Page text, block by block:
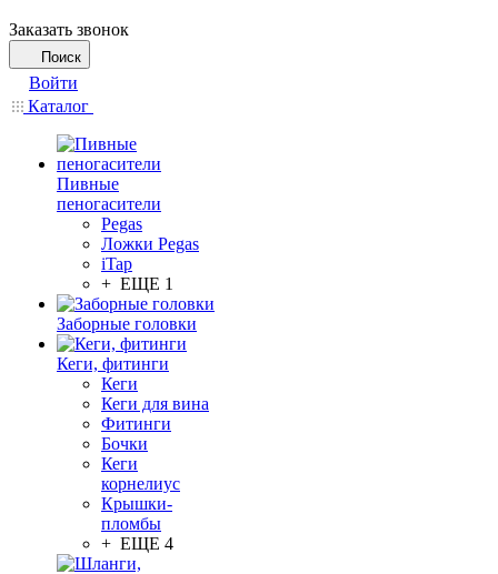
Заказать звонок
Поиск
Войти
Каталог
Пивные
пеногасители
Pegas
Ложки Pegas
iTap
+ ЕЩЕ 1
Заборные головки
Кеги, фитинги
Кеги
Кеги для вина
Фитинги
Бочки
Кеги
корнелиус
Крышки-
пломбы
+ ЕЩЕ 4